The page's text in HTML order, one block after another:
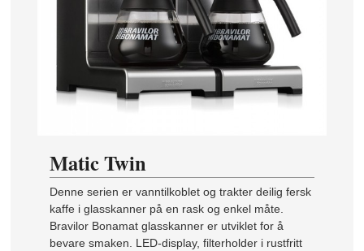
Matic Twin
Denne serien er vanntilkoblet og trakter deilig fersk
kaffe i glasskanner på en rask og enkel måte.
Bravilor Bonamat glasskanner er utviklet for å
bevare smaken. LED-display, filterholder i rustfritt